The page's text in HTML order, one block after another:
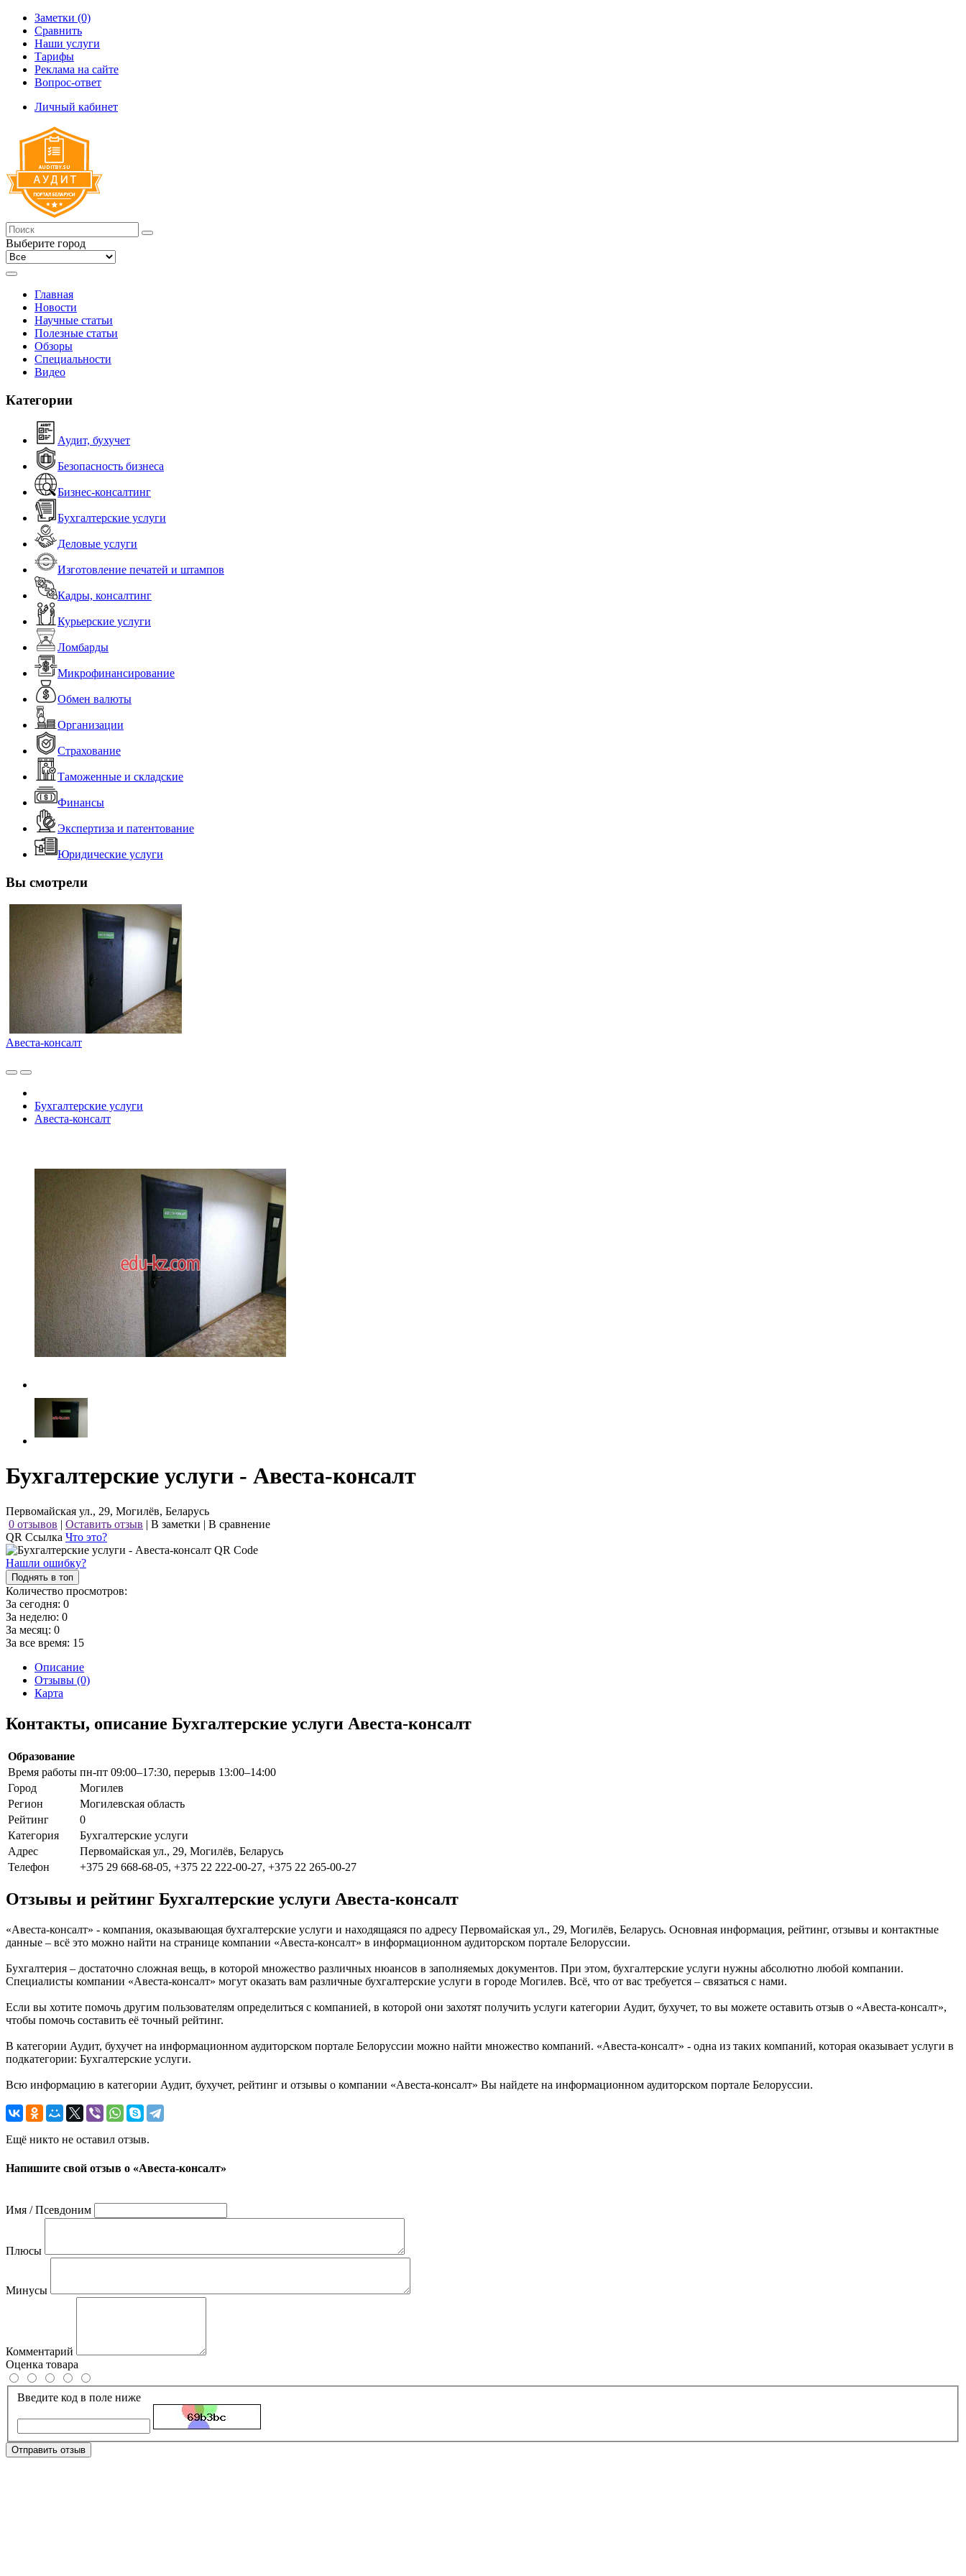
Заметки (0)
Сравнить
Наши услуги
Тарифы
Реклама на сайте
Вопрос-ответ
Личный кабинет
Выберите город
Главная
Новости
Научные статьи
Полезные статьи
Обзоры
Специальности
Видео
Категории
Аудит, бухучет
Безопасность бизнеса
Бизнес-консалтинг
Бухгалтерские услуги
Деловые услуги
Изготовление печатей и штампов
Кадры, консалтинг
Курьерские услуги
Ломбарды
Микрофинансирование
Обмен валюты
Организации
Страхование
Таможенные и складские
Финансы
Экспертиза и патентование
Юридические услуги
Вы смотрели
Авеста-консалт
Бухгалтерские услуги
Авеста-консалт
Бухгалтерские услуги - Авеста-консалт
Первомайская ул., 29, Могилёв, Беларусь
0 отзывов | Оставить отзыв | В заметки | В сравнение
QR Ссылка Что это?
Нашли ошибку?
Поднять в топ
Количество просмотров:
За сегодня: 0
За неделю: 0
За месяц: 0
За все время: 15
Описание
Отзывы (0)
Карта
Контакты, описание Бухгалтерские услуги Авеста-консалт
Образование
Время работы пн-пт 09:00–17:30, перерыв 13:00–14:00
Город
Могилев
Регион
Могилевская область
Рейтинг
0
Категория
Бухгалтерские услуги
Адрес
Первомайская ул., 29, Могилёв, Беларусь
Телефон
+375 29 668-68-05, +375 22 222-00-27, +375 22 265-00-27
Отзывы и рейтинг Бухгалтерские услуги Авеста-консалт
«Авеста-консалт» - компания, оказывающая бухгалтерские услуги и находящаяся по адресу Первомайская ул., 29, Могилёв, Беларусь. Основная информация, рейтинг, отзывы и контактные
данные – всё это можно найти на странице компании «Авеста-консалт» в информационном аудиторском портале Белоруссии.
Бухгалтерия – достаточно сложная вещь, в которой множество различных нюансов в заполняемых документов. При этом, бухгалтерские услуги нужны абсолютно любой компании.
Специалисты компании «Авеста-консалт» могут оказать вам различные бухгалтерские услуги в городе Могилев. Всё, что от вас требуется – связаться с нами.
Если вы хотите помочь другим пользователям определиться с компанией, в которой они захотят получить услуги категории Аудит, бухучет, то вы можете оставить отзыв о «Авеста-консалт»,
чтобы помочь составить её точный рейтинг.
В категории Аудит, бухучет на информационном аудиторском портале Белоруссии можно найти множество компаний. «Авеста-консалт» - одна из таких компаний, которая оказывает услуги в
подкатегории: Бухгалтерские услуги.
Всю информацию в категории Аудит, бухучет, рейтинг и отзывы о компании «Авеста-консалт» Вы найдете на информационном аудиторском портале Белоруссии.
Ещё никто не оставил отзыв.
Напишите свой отзыв о «Авеста-консалт»
Имя / Псевдоним
Плюсы
Минусы
Комментарий
Оценка товара
Введите код в поле ниже
Отправить отзыв